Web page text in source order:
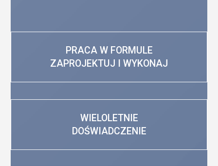
PRACA W FORMULE
ZAPROJEKTUJ I WYKONAJ
WIELOLETNIE
DOŚWIADCZENIE